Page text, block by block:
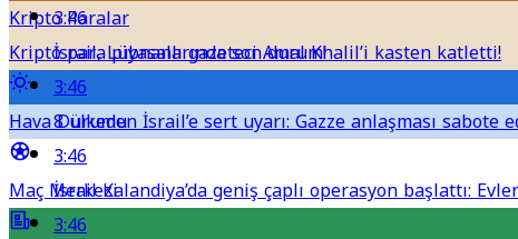
Kripto Paralar
Kripto para piyasalarında son durum!
Hava Durumu
Maç Merkezi
3:46
İsrail, Lübnanlı gazeteci Amal Khalil’i kasten katletti!
3:46
8 ülkeden İsrail’e sert uyarı: Gazze anlaşması sabote
3:46
İsrail Kalandiya’da geniş çaplı operasyon başlattı: Evler
3:46